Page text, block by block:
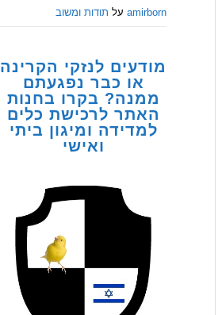
amirborn על תודות ומשוב
מודעים לנזקי הקרינה
או כבר נפגעתם
ממנה? בקרו בחנות
האתר לרכישת כלים
למדידה ומיגון ביתי
ואישי